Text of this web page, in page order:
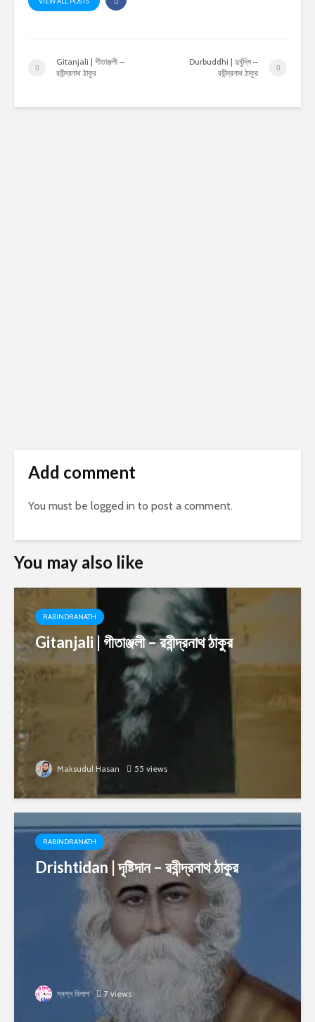
Gitanjali | গীতাঞ্জলী –
রবীন্দ্রনাথ ঠাকুর
Durbuddhi | দুর্বুদ্ধি –
রবীন্দ্রনাথ ঠাকুর
Add comment
You must be logged in to post a comment.
You may also like
RABINDRANATH
Gitanjali | গীতাঞ্জলী – রবীন্দ্রনাথ ঠাকুর
Maksudul Hasan 55 views
RABINDRANATH
Drishtidan | দৃষ্টিদান – রবীন্দ্রনাথ ঠাকুর
স্বপ্ন বিলাপ 7 views